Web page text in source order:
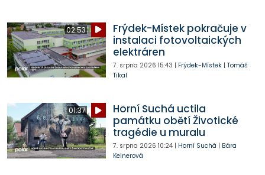
02:53
Frýdek-Místek pokračuje v
instalaci fotovoltaických
elektráren
7. srpna 2026 15:43 | Frýdek-Místek| Tomáš
Tikal
01:37
Horní Suchá uctila
památku obětí Životické
tragédie u muralu
7. srpna 2026 10:24| Horní Suchá | Bára
Kelnerová